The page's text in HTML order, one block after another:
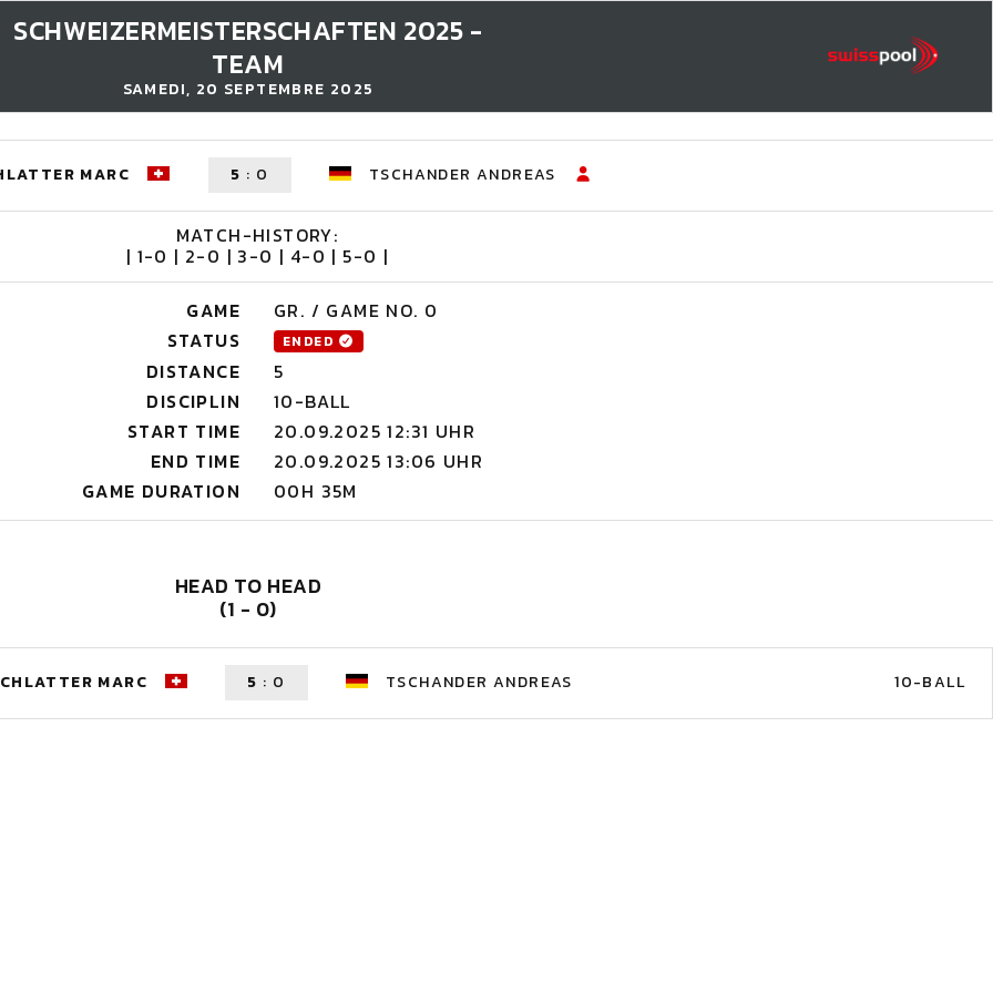
SCHWEIZERMEISTERSCHAFTEN 2025 -
TEAM
SAMEDI, 20 SEPTEMBRE 2025
MARC 5 : 0 TSCHANDER ANDREAS
MATCH-HISTORY:
| 1-0 | 2-0 | 3-0 | 4-0 | 5-0 |
GAME
GR. / GAME NO. 0
STATUS
ENDED
DISTANCE
5
DISCIPLIN
10-BALL
START TIME
20.09.2025 12:31 UHR
END TIME
20.09.2025 13:06 UHR
GAME DURATION
00H 35M
HEAD TO HEAD
(1 - 0)
MARC 5 : 0 TSCHANDER ANDREAS 10-BALL